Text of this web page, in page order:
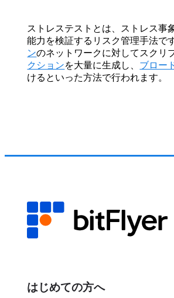
ストレステストとは、ストレス事
能力を検証するリスク管理手法で
ンのネットワークに対してスクリ
クションを大量に生成し、 ブロー
けるといった方法で行われます。
はじめての方へ